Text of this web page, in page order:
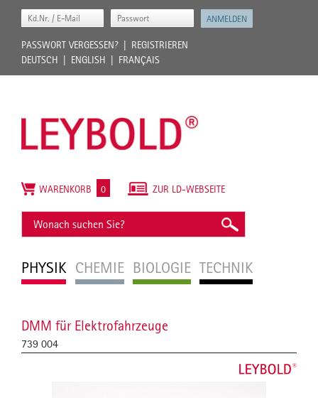
PASSWORT VERGESSEN?
REGISTRIEREN
DEUTSCH
ENGLISH FRANÇAIS
PHYSIK CHEMIE BIOLOGIE TECHNIK
ZUR LD-WEBSEITE
WARENKORB 0
DMM für Elektrofahrzeuge
739 004